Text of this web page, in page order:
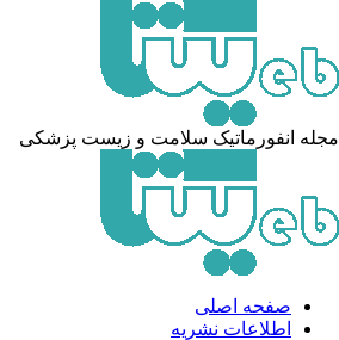
انفورماتیک سلامت و زیست پزشکی
صفحه اصلی
اطلاعات نشریه